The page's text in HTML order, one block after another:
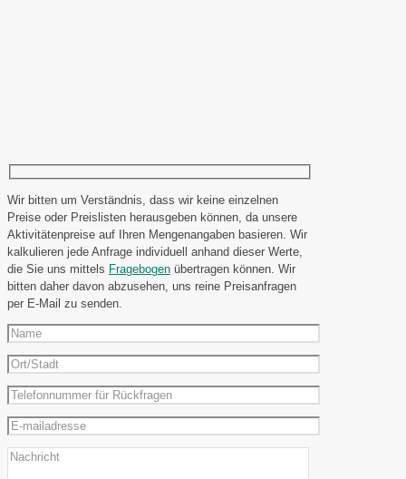
Wir bitten um Verständnis, dass wir keine einzelnen
Preise oder Preislisten herausgeben können, da unsere
Aktivitätenpreise auf Ihren Mengenangaben basieren. Wir
kalkulieren jede Anfrage individuell anhand dieser Werte,
die Sie uns mittels Fragebogen übertragen können. Wir
bitten daher davon abzusehen, uns reine Preisanfragen
per E-Mail zu senden.